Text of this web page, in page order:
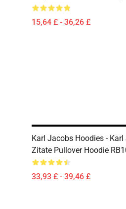
15,64 £ - 36,26 £
Karl Jacobs Hoodies -
Zitate Pullover Hoodie
33,93 £ - 39,46 £